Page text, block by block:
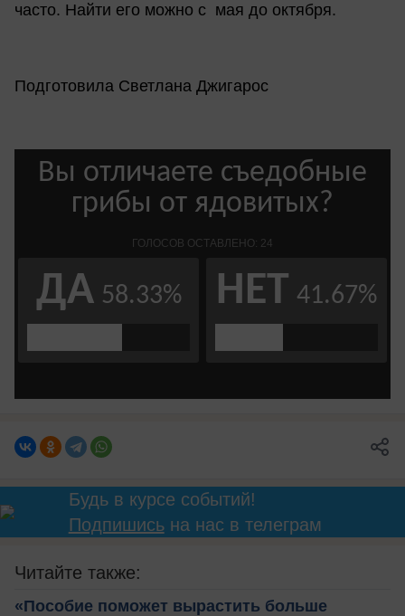
часто. Найти его можно с мая до октября.
Подготовила Светлана Джигарос
Будь в курсе событий!
Подпишисьна нас в телеграм
Читайте также:
«Пособие поможет вырастить больше